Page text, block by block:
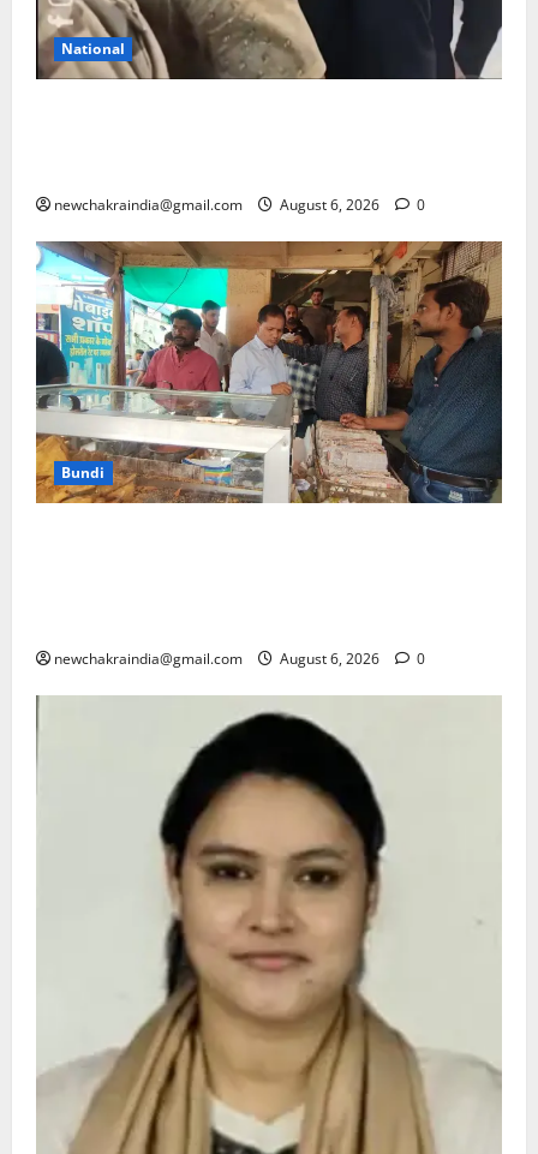
National
newchakraindia@gmail.com August 6, 2026 0
Bundi
newchakraindia@gmail.com August 6, 2026 0